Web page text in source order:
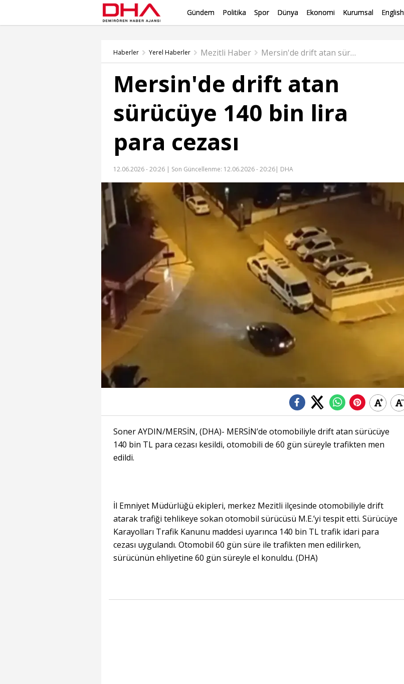
Gündem Politika Spor Dünya Ekonomi Kurumsal English
Haberler Yerel Haberler Mezitli Haber Mersin'de drift atan sürücüye 140 bin lira para cezası
Mersin'de drift atan
sürücüye 140 bin lira
para cezası
12.06.2026 - 20:26 | Son Güncellenme: 12.06.2026 - 20:26| DHA
Soner AYDIN/MERSİN, (DHA)- MERSİN’de otomobiliyle drift atan sürücüye
140 bin TL para cezası kesildi, otomobili de 60 gün süreyle trafikten men
edildi.
İl Emniyet Müdürlüğü ekipleri, merkez Mezitli ilçesinde otomobiliyle drift
atarak trafiği tehlikeye sokan otomobil sürücüsü M.E.’yi tespit etti. Sürücüye
Karayolları Trafik Kanunu maddesi uyarınca 140 bin TL trafik idari para
cezası uygulandı. Otomobil 60 gün süre ile trafikten men edilirken,
sürücünün ehliyetine 60 gün süreyle el konuldu. (DHA)